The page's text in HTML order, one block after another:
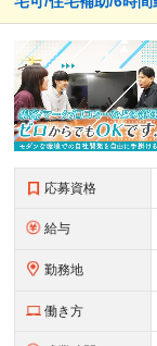
応募資格
給与
勤務地
働き方